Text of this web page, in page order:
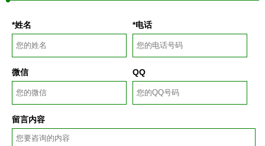
*姓名 *电话
微信 QQ
留言内容